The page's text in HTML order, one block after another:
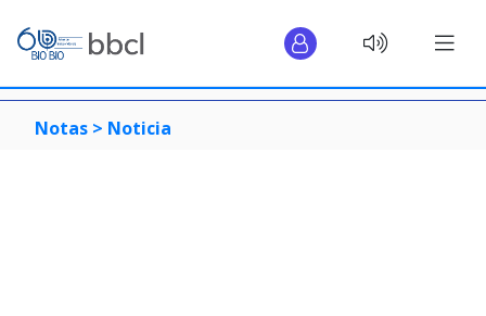
Notas > Noticia